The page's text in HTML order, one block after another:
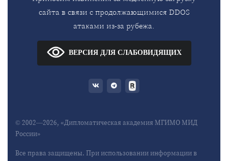
сайта в связи с продолжающимися DDOS
атаками из-за рубежа.
ВЕРСИЯ ДЛЯ СЛАБОВИДЯЩИХ
© 2002—2026, «Дипломатическая академия МГИМО МИД
России»
Все права защищены. При использовании информации в